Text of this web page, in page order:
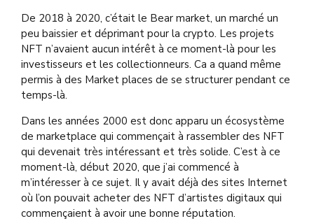
De 2018 à 2020, c’était le Bear market, un marché un
peu baissier et déprimant pour la crypto. Les projets
NFT n’avaient aucun intérêt à ce moment-là pour les
investisseurs et les collectionneurs. Ca a quand même
permis à des Market places de se structurer pendant ce
temps-là.
Dans les années 2000 est donc apparu un écosystème
de marketplace qui commençait à rassembler des NFT
qui devenait très intéressant et très solide. C’est à ce
moment-là, début 2020, que j’ai commencé à
m’intéresser à ce sujet. Il y avait déjà des sites Internet
où l’on pouvait acheter des NFT d’artistes digitaux qui
commençaient à avoir une bonne réputation.